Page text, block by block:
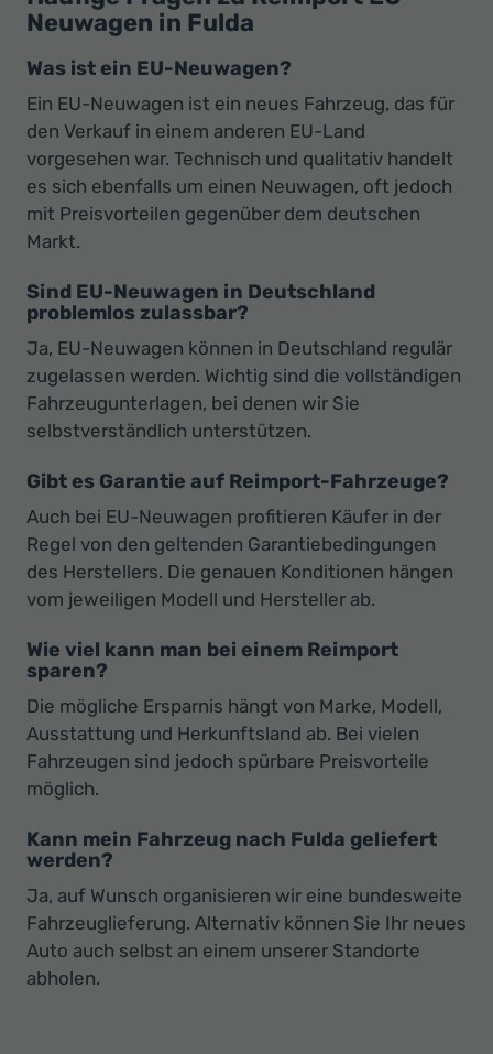
Neuwagen in Fulda
Was ist ein EU-Neuwagen?
Ein EU-Neuwagen ist ein neues Fahrzeug, das für
den Verkauf in einem anderen EU-Land
vorgesehen war. Technisch und qualitativ handelt
es sich ebenfalls um einen Neuwagen, oft jedoch
mit Preisvorteilen gegenüber dem deutschen
Markt.
Sind EU-Neuwagen in Deutschland
problemlos zulassbar?
Ja, EU-Neuwagen können in Deutschland regulär
zugelassen werden. Wichtig sind die vollständigen
Fahrzeugunterlagen, bei denen wir Sie
selbstverständlich unterstützen.
Gibt es Garantie auf Reimport-Fahrzeuge?
Auch bei EU-Neuwagen profitieren Käufer in der
Regel von den geltenden Garantiebedingungen
des Herstellers. Die genauen Konditionen hängen
vom jeweiligen Modell und Hersteller ab.
Wie viel kann man bei einem Reimport
sparen?
Die mögliche Ersparnis hängt von Marke, Modell,
Ausstattung und Herkunftsland ab. Bei vielen
Fahrzeugen sind jedoch spürbare Preisvorteile
möglich.
Kann mein Fahrzeug nach Fulda geliefert
werden?
Ja, auf Wunsch organisieren wir eine bundesweite
Fahrzeuglieferung. Alternativ können Sie Ihr neues
Auto auch selbst an einem unserer Standorte
abholen.